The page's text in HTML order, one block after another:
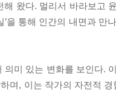
왔다. 멀리서 바라보고
을 통해 인간의 내면과
미 있는 변화를 보인다.
며, 이는 작가의 자전적